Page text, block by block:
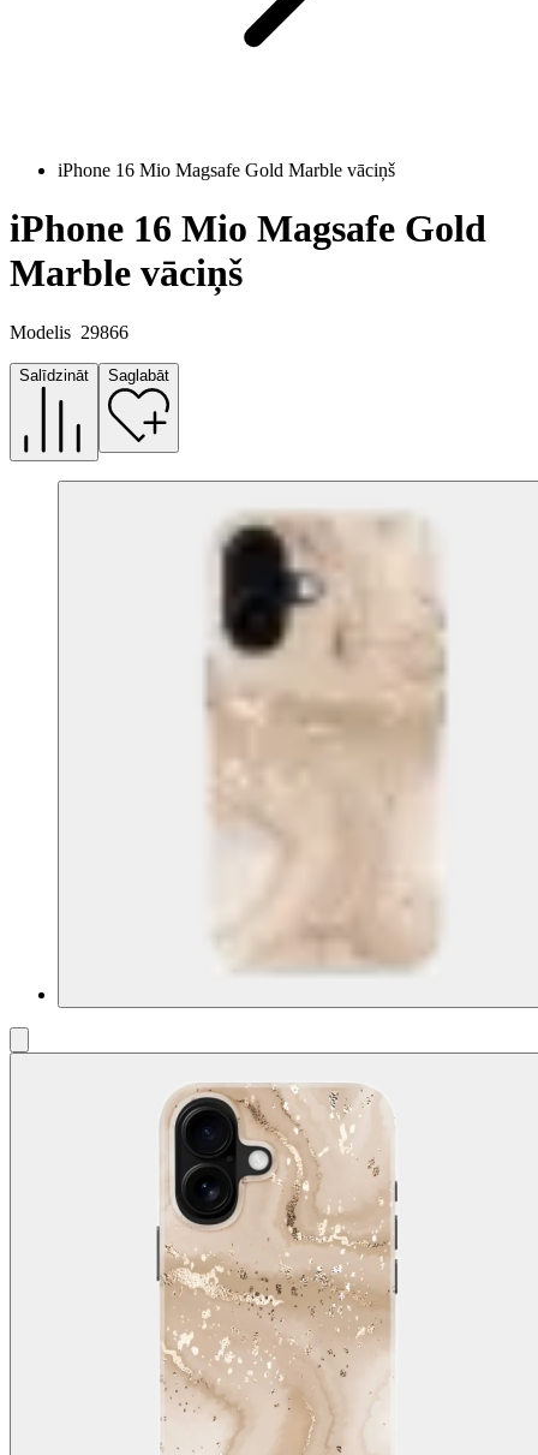
iPhone 16 Mio Magsafe Gold Marble vāciņš
iPhone 16 Mio Magsafe Gold
Marble vāciņš
Modelis 29866
Salīdzināt Saglabāt